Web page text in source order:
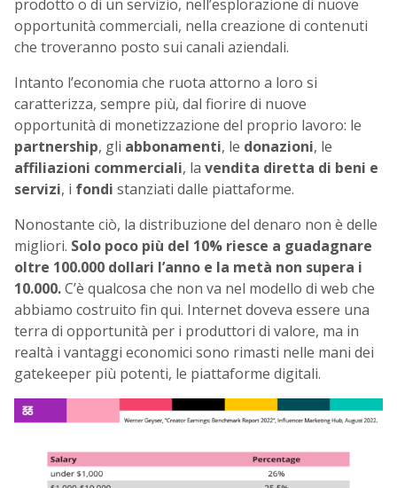
prodotto o di un servizio, nell’esplorazione di nuove
opportunità commerciali, nella creazione di contenuti
che troveranno posto sui canali aziendali.
Intanto l’economia che ruota attorno a loro si
caratterizza, sempre più, dal fiorire di nuove
opportunità di monetizzazione del proprio lavoro: le
partnership, gli abbonamenti, le donazioni, le
affiliazioni commerciali, la vendita diretta di beni e
servizi, i fondi stanziati dalle piattaforme.
Nonostante ciò, la distribuzione del denaro non è delle
migliori. Solo poco più del 10% riesce a guadagnare
oltre 100.000 dollari l’anno e la metà non supera i
10.000.C’è qualcosa che non va nel modello di web che
abbiamo costruito fin qui. Internet doveva essere una
terra di opportunità per i produttori di valore, ma in
realtà i vantaggi economici sono rimasti nelle mani dei
gatekeeper più potenti, le piattaforme digitali.